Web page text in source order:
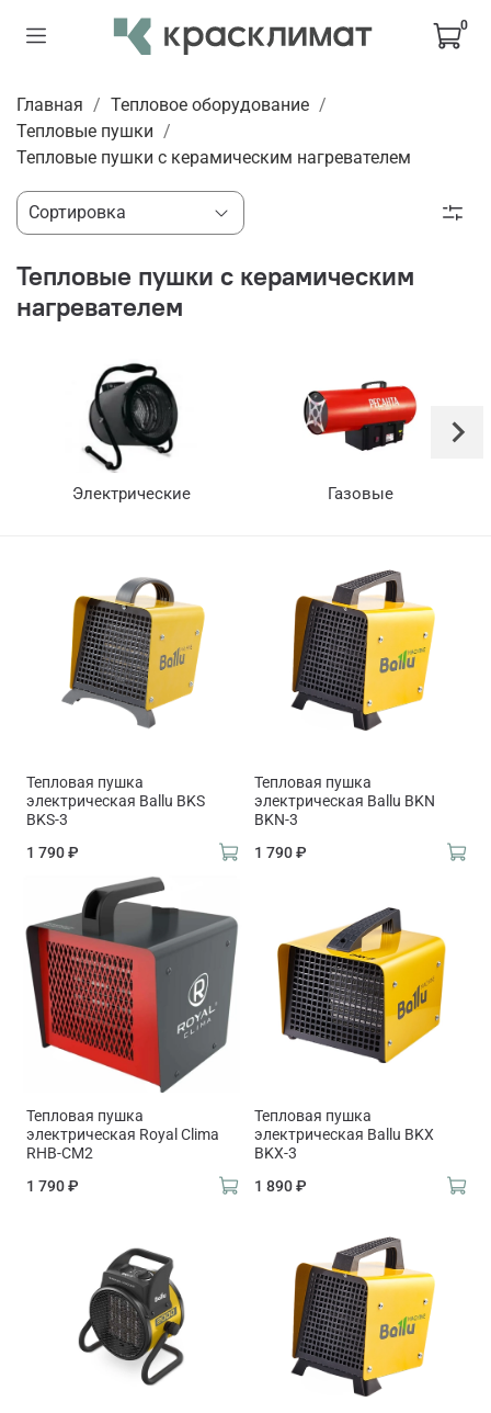
0
Главная
Тепловое оборудование
Тепловые пушки
Тепловые пушки с керамическим нагревателем
Тепловые пушки с керамическим
нагревателем
Электрические Газовые
Тепловая пушка
электрическая Ballu BKS
BKS-3
1 790 ₽
Тепловая пушка
электрическая Ballu BKN
BKN-3
1 790 ₽
Тепловая пушка
электрическая Royal Clima
RHB-CM2
1 790 ₽
Тепловая пушка
электрическая Ballu BKX
BKX-3
1 890 ₽